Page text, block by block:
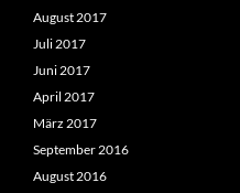
August 2017
Juli 2017
Juni 2017
April 2017
März 2017
September 2016
August 2016